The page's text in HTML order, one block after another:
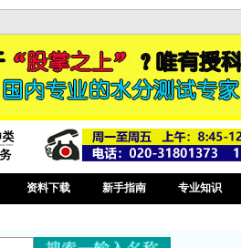
资料下载 新手指南 专业知识